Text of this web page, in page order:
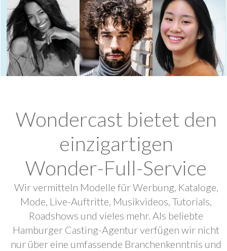
Wondercast bietet den
einzigartigen
Wonder-Full-Service
Wir vermitteln Modelle für Werbung, Kataloge,
Mode, Live-Auftritte, Musikvideos, Tutorials,
Roadshows und vieles mehr. Als beliebte
Hamburger Casting-Agentur verfügen wir nicht
nur über eine umfassende Branchenkenntnis und